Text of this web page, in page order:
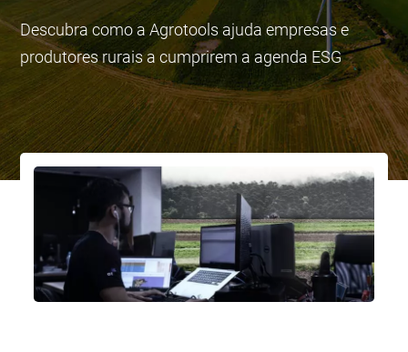
Descubra como a Agrotools ajuda empresas e
produtores rurais a cumprirem a agenda ESG